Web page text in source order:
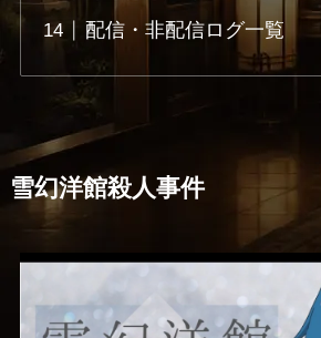
配信・非配信ログ一覧
雪幻洋館殺人事件